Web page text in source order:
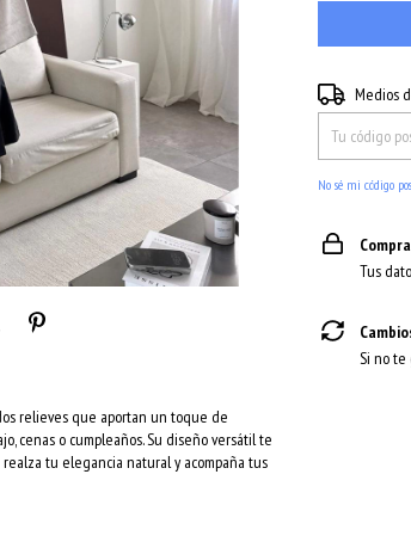
relieves que aportan un toque de
cenas o cumpleaños. Su diseño versátil te
tu elegancia natural y acompaña tus
Entregas para
Medios
No sé mi código
Tus
Si no te